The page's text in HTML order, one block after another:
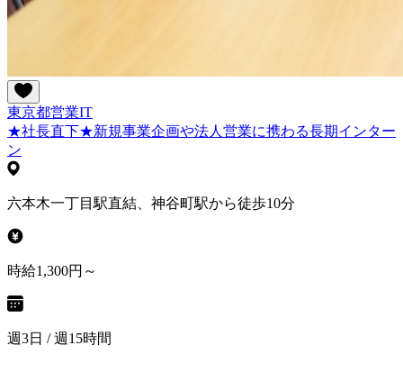
東京都営業IT
★社長直下★新規事業企画や法人営業に携わる長期インター
ン
六本木一丁目駅直結、神谷町駅から徒歩10分
時給1,300円～
週3日 / 週15時間